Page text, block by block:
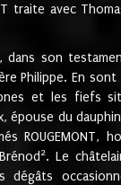
traite avec
dans son
Philippe. En
et les fiefs
épouse du
ROUGEMONT,
2. Le
dégâts